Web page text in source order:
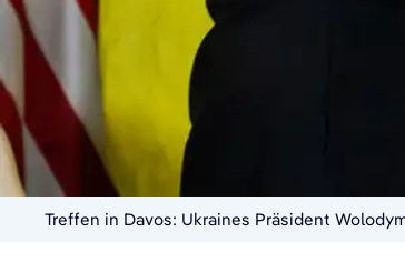
Treffen in Davos: Ukraines Präsident